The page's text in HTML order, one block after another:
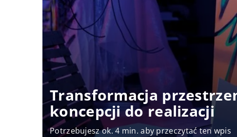
Transformacja
koncepcji do realizacji
Potrzebujesz ok. 4 min. aby przeczytać ten wpis